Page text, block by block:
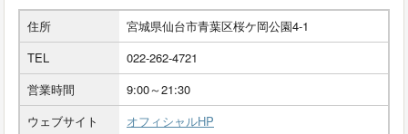
住所
宮城県仙台市青葉区桜ケ岡公園4-1
TEL
022-262-4721
営業時間
9:00～21:30
ウェブサイト
オフィシャルHP